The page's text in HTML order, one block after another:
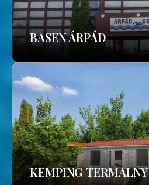
BASEN ÁRPÁD
KEMPING TERMALNY